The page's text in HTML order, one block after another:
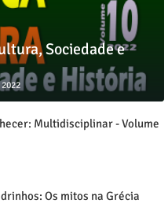
Sociedade e
Multidisciplinar - Volume
Os mitos na Grécia